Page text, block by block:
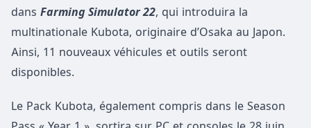
dans Farming Simulator 22, qui introduira la
multinationale Kubota, originaire d’Osaka au Japon.
Ainsi, 11 nouveaux véhicules et outils seront
disponibles.
Le Pack Kubota, également compris dans le Season